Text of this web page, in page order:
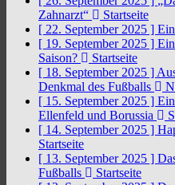
Zahnarzt“
Startseite
[ 22. September 2025 ]
[ 19. September 2025 ]
Saison?
Startseite
[ 18. September 2025 ]
Denkmal des Fußballs
[ 15. September 2025 ]
Ellenfeld und Borussia
[ 14. September 2025 ]
Startseite
[ 13. September 2025 ]
Fußballs
Startseite